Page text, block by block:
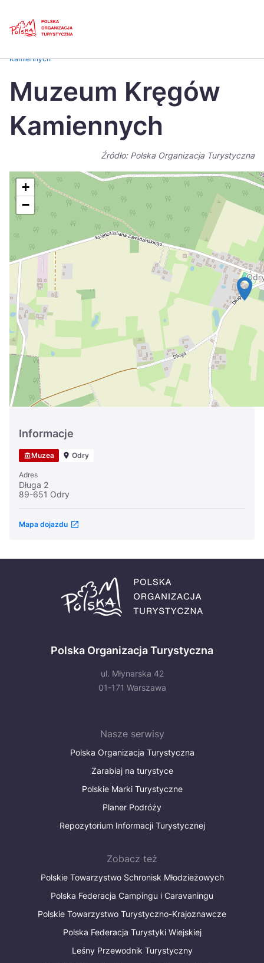
Česká
Dansk
Italiano
Nederlands 日本
Português
Suomi
Україна
Zamknij
Kamiennych
Muzeum Kręgów
Kamiennych
Źródło: Polska Organizacja Turystyczna
+
−
Informacje
Muzea Odry
Adres
Długa 2
89-651 Odry
Mapa dojazdu
Polska Organizacja Turystyczna
ul. Młynarska 42
01-171 Warszawa
Nasze serwisy
Polska Organizacja Turystyczna
Zarabiaj na turystyce
Polskie Marki Turystyczne
Planer Podróży
Repozytorium Informacji Turystycznej
Zobacz też
Polskie Towarzystwo Schronisk Młodzieżowych
Polska Federacja Campingu i Caravaningu
Polskie Towarzystwo Turystyczno-Krajoznawcze
Polska Federacja Turystyki Wiejskiej
Leśny Przewodnik Turystyczny